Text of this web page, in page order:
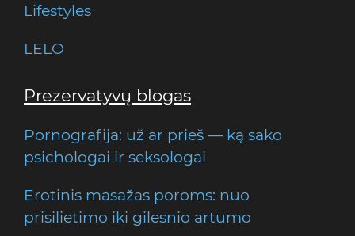
Lifestyles
LELO
Prezervatyvų blogas
Pornografija: už ar prieš — ką sako
psichologai ir seksologai
Erotinis masažas poroms: nuo
prisilietimo iki gilesnio artumo